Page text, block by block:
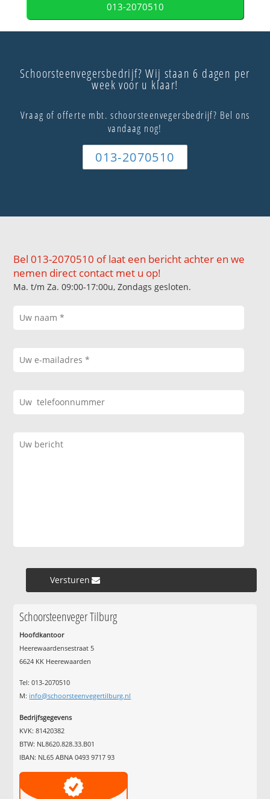
013-2070510
Schoorsteenvegersbedrijf? Wij staan 6 dagen per
week voor u klaar!
Vraag of offerte mbt. schoorsteenvegersbedrijf? Bel ons
vandaag nog!
013-2070510
Bel 013-2070510 of laat een bericht achter en we
nemen direct contact met u op!
Ma. t/m Za. 09:00-17:00u, Zondags gesloten.
Versturen »
Schoorsteenveger Tilburg
Hoofdkantoor
Heerewaardensestraat 5
6624 KK Heerewaarden
Tel: 013-2070510
M: info@schoorsteenvegertilburg.nl
Bedrijfsgegevens
KVK: 81420382
BTW: NL8620.828.33.B01
IBAN: NL65 ABNA 0493 9717 93